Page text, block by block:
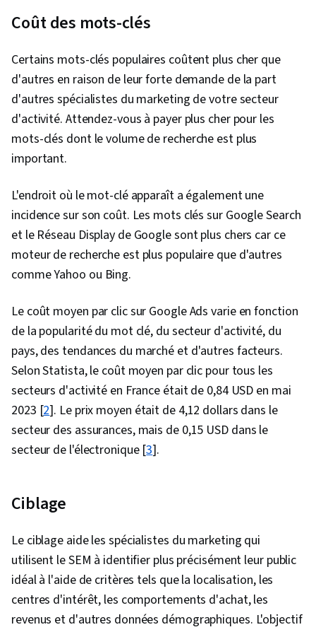
Coût des mots-clés
Certains mots-clés populaires coûtent plus cher que
d'autres en raison de leur forte demande de la part
d'autres spécialistes du marketing de votre secteur
d'activité. Attendez-vous à payer plus cher pour les
mots-clés dont le volume de recherche est plus
important.
L'endroit où le mot-clé apparaît a également une
incidence sur son coût. Les mots clés sur Google Search
et le Réseau Display de Google sont plus chers car ce
moteur de recherche est plus populaire que d'autres
comme Yahoo ou Bing.
Le coût moyen par clic sur Google Ads varie en fonction
de la popularité du mot clé, du secteur d'activité, du
pays, des tendances du marché et d'autres facteurs.
Selon Statista, le coût moyen par clic pour tous les
secteurs d'activité en France était de 0,84 USD en mai
2023 [2]. Le prix moyen était de 4,12 dollars dans le
secteur des assurances, mais de 0,15 USD dans le
secteur de l'électronique [3].
Ciblage
Le ciblage aide les spécialistes du marketing qui
utilisent le SEM à identifier plus précisément leur public
idéal à l'aide de critères tels que la localisation, les
centres d'intérêt, les comportements d'achat, les
revenus et d'autres données démographiques. L'objectif